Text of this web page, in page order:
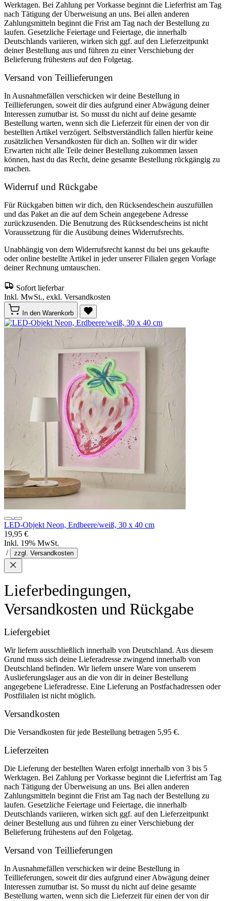
Werktagen. Bei Zahlung per Vorkasse beginnt die Lieferfrist am Tag
nach Tätigung der Überweisung an uns. Bei allen anderen
Zahlungsmitteln beginnt die Frist am Tag nach der Bestellung zu
laufen. Gesetzliche Feiertage und Feiertage, die innerhalb
Deutschlands variieren, wirken sich ggf. auf den Lieferzeitpunkt
deiner Bestellung aus und führen zu einer Verschiebung der
Belieferung frühestens auf den Folgetag.
Versand von Teillieferungen
In Ausnahmefällen verschicken wir deine Bestellung in
Teillieferungen, soweit dir dies aufgrund einer Abwägung deiner
Interessen zumutbar ist. So musst du nicht auf deine gesamte
Bestellung warten, wenn sich die Lieferzeit für einen der von dir
bestellten Artikel verzögert. Selbstverständlich fallen hierfür keine
zusätzlichen Versandkosten für dich an. Sollten wir dir wider
Erwarten nicht alle Teile deiner Bestellung zukommen lassen
können, hast du das Recht, deine gesamte Bestellung rückgängig zu
machen.
Widerruf und Rückgabe
Für Rückgaben bitten wir dich, den Rücksendeschein auszufüllen
und das Paket an die auf dem Schein angegebene Adresse
zurückzusenden. Die Benutzung des Rücksendescheins ist nicht
Voraussetzung für die Ausübung deines Widerrufsrechts.
Unabhängig von dem Widerrufsrecht kannst du bei uns gekaufte
oder online bestellte Artikel in jeder unserer Filialen gegen Vorlage
deiner Rechnung umtauschen.
Sofort lieferbar
Inkl. MwSt., exkl. Versandkosten
In den Warenkorb
LED-Objekt Neon, Erdbeere/weiß, 30 x 40 cm
19,95 €
Inkl. 19% MwSt.
/
zzgl. Versandkosten
Lieferbedingungen,
Versandkosten und Rückgabe
Liefergebiet
Wir liefern ausschließlich innerhalb von Deutschland. Aus diesem
Grund muss sich deine Lieferadresse zwingend innerhalb von
Deutschland befinden. Wir liefern unsere Ware von unserem
Auslieferungslager aus an die von dir in deiner Bestellung
angegebene Lieferadresse. Eine Lieferung an Postfachadressen oder
Postfilialen ist nicht möglich.
Versandkosten
Die Versandkosten für jede Bestellung betragen 5,95 €.
Lieferzeiten
Die Lieferung der bestellten Waren erfolgt innerhalb von 3 bis 5
Werktagen. Bei Zahlung per Vorkasse beginnt die Lieferfrist am Tag
nach Tätigung der Überweisung an uns. Bei allen anderen
Zahlungsmitteln beginnt die Frist am Tag nach der Bestellung zu
laufen. Gesetzliche Feiertage und Feiertage, die innerhalb
Deutschlands variieren, wirken sich ggf. auf den Lieferzeitpunkt
deiner Bestellung aus und führen zu einer Verschiebung der
Belieferung frühestens auf den Folgetag.
Versand von Teillieferungen
In Ausnahmefällen verschicken wir deine Bestellung in
Teillieferungen, soweit dir dies aufgrund einer Abwägung deiner
Interessen zumutbar ist. So musst du nicht auf deine gesamte
Bestellung warten, wenn sich die Lieferzeit für einen der von dir